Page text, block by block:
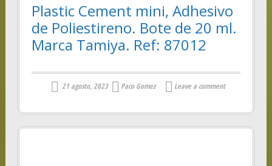
Plastic Cement mini, Adhesivo
de Poliestireno. Bote de 20 ml.
Marca Tamiya. Ref: 87012
21 agosto, 2023 Paco Gomez Leave a comment